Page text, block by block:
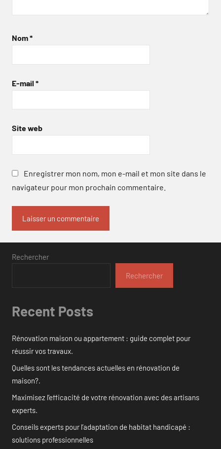
Nom*
E-mail *
Site web
Enregistrer mon nom, mon e-mail et mon site dans le
navigateur pour mon prochain commentaire.
Rechercher
Rechercher
Recent Posts
Rénovation maison ou appartement : guide complet pour
réussir vos travaux.
Quelles sont les tendances actuelles en rénovation de
maison?.
Maximisez l’efficacité de votre rénovation avec des artisans
experts.
Conseils experts pour l’adaptation de habitat handicapé :
solutions professionnelles